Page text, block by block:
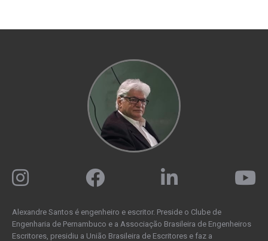
Alexandre Santos é engenheiro e escritor. Preside o Clube de
Engenharia de Pernambuco e a Associação Brasileira de Engenheiros
Escritores, presidiu a União Brasileira de Escritores e faz a